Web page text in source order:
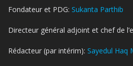
Fondateur et PDG: Sukanta Parthib
Directeur général adjoint et chef de
Rédacteur (par intérim): Sayedul Haq